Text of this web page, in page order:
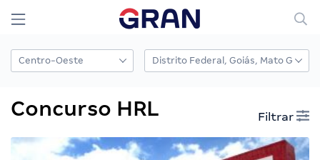
Concurso HRL Filtrar